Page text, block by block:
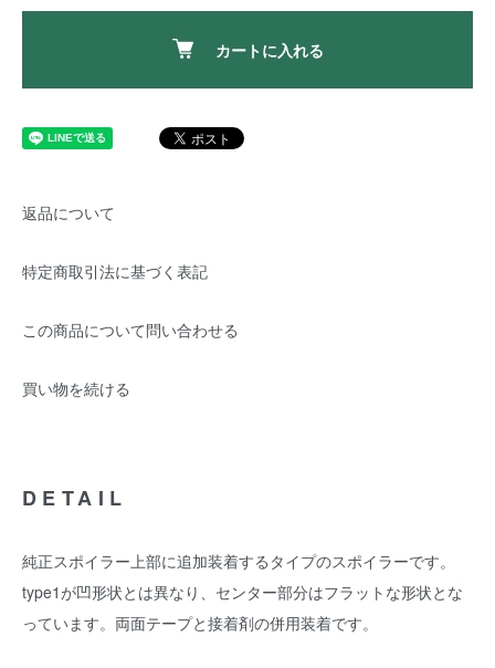
カートに入れる
返品について
特定商取引法に基づく表記
この商品について問い合わせる
買い物を続ける
DETAIL
純正スポイラー上部に追加装着するタイプのスポイラーです。
type1が凹形状とは異なり、センター部分はフラットな形状とな
っています。両面テープと接着剤の併用装着です。